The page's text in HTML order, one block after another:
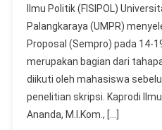
UMPR
Gelar
Seminar
Proposal
Secara
Luring
Dan
Daring
Ilmu Politik (FISIPOL)
Palangkaraya (UMPR)
Proposal (Sempro) pada 14-
merupakan bagian dari
diikuti oleh mahasiswa
penelitian skripsi. Kaprodi
Ananda, M.I.Kom., […]